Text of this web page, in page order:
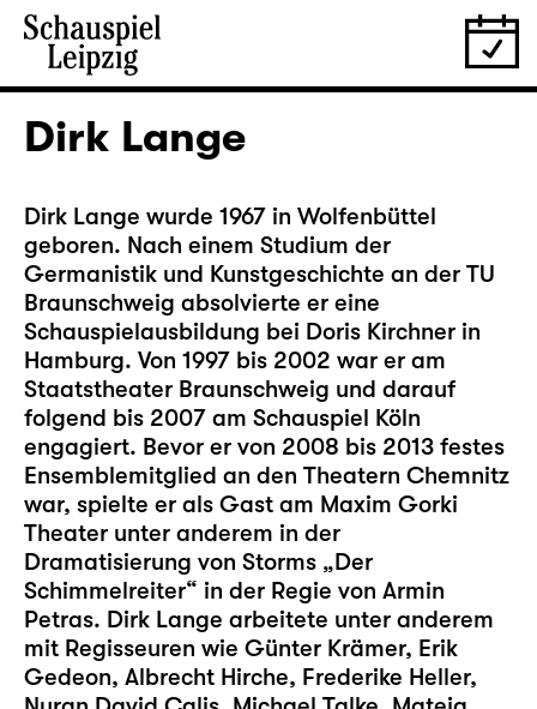
Dirk Lange
Dirk Lange wurde 1967 in Wolfenbüttel
geboren. Nach einem Studium der
Germanistik und Kunstgeschichte an der TU
Braunschweig absolvierte er eine
Schauspielausbildung bei Doris Kirchner in
Hamburg. Von 1997 bis 2002 war er am
Staatstheater Braunschweig und darauf
folgend bis 2007 am Schauspiel Köln
engagiert. Bevor er von 2008 bis 2013 festes
Ensemblemitglied an den Theatern Chemnitz
war, spielte er als Gast am Maxim Gorki
Theater unter anderem in der
Dramatisierung von Storms „Der
Schimmelreiter“ in der Regie von Armin
Petras. Dirk Lange arbeitete unter anderem
mit Regisseuren wie Günter Krämer, Erik
Gedeon, Albrecht Hirche, Frederike Heller,